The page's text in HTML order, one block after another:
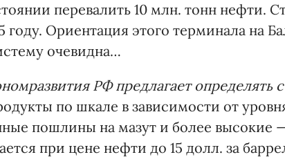
перевалить 10 млн. тонн нефти.
году. Ориентация этого терминала на
очевидна…
РФ предлагает определять
по шкале в зависимости от
пошлины на мазут и более высокие
при цене нефти до 15 долл. за